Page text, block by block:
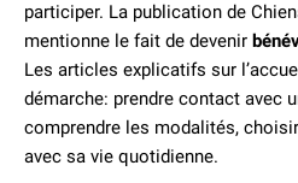
participer. La publication de
mentionne le fait de devenir
Les articles explicatifs sur
démarche: prendre contact avec
comprendre les modalités,
avec sa vie quotidienne.